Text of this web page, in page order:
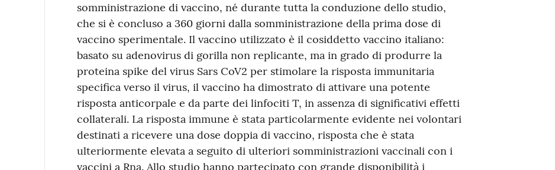
somministrazione di vaccino, né durante tutta la conduzione dello studio,
che si è concluso a 360 giorni dalla somministrazione della prima dose di
vaccino sperimentale. Il vaccino utilizzato è il cosiddetto vaccino italiano:
basato su adenovirus di gorilla non replicante, ma in grado di produrre la
proteina spike del virus Sars CoV2 per stimolare la risposta immunitaria
specifica verso il virus, il vaccino ha dimostrato di attivare una potente
risposta anticorpale e da parte dei linfociti T, in assenza di significativi effetti
collaterali. La risposta immune è stata particolarmente evidente nei volontari
destinati a ricevere una dose doppia di vaccino, risposta che è stata
ulteriormente elevata a seguito di ulteriori somministrazioni vaccinali con i
vaccini a Rna. Allo studio hanno partecipato con grande disponibilità i